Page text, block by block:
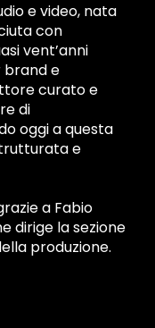
e video, nata
con
vent’anni
brand e
curato e
di
oggi a questa
e
a Fabio
dirige la sezione
produzione.